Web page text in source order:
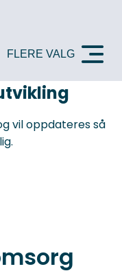
FLERE VALG
vil oppdateres så